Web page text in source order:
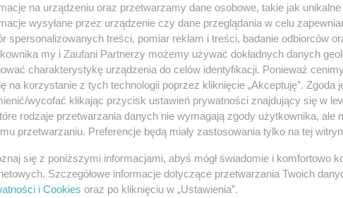
to nie tylko decyzja emocjonalna, ale także prawna i finansowa. W
podstawowym ustrojem majątkowym jest wspólność ustawowa, która
małżeństwa – o ile małżonkowie nie podpiszą wcześniej...
darmowego – czym jest i kto może z niej skorzystać?
dla Państwa kilka słów o sankcji kredytu darmowego, która zdaje się być
bankowych, które cieszą się ogromnym zainteresowaniem wśród klientów
mnie Kancelarii. Czym jest SKD? Sankcja kredytu darmowego...
na urządzeniu oraz przetwarzamy dane osobowe, takie jak
wysyłane przez urządzenie czy dane przeglądania w celu
spersonalizowanych treści, pomiar reklam i treści, badanie odbiorców
my i Zaufani Partnerzy możemy używać dokładnych danych
charakterystykę urządzenia do celów identyfikacji. Ponieważ
na korzystanie z tych technologii poprzez kliknięcie „Akceptuję”. Zgoda
wycofać klikając przycisk ustawień prywatności znajdujący się w
rodzaje przetwarzania danych nie wymagają zgody użytkownika, ale
przetwarzaniu. Preferencje będą miały zastosowania tylko na tej
się z poniższymi informacjami, abyś mógł świadomie i komfortowo
Szczegółowe informacje dotyczące przetwarzania Twoich
i Cookies oraz po kliknięciu w „Ustawienia”.